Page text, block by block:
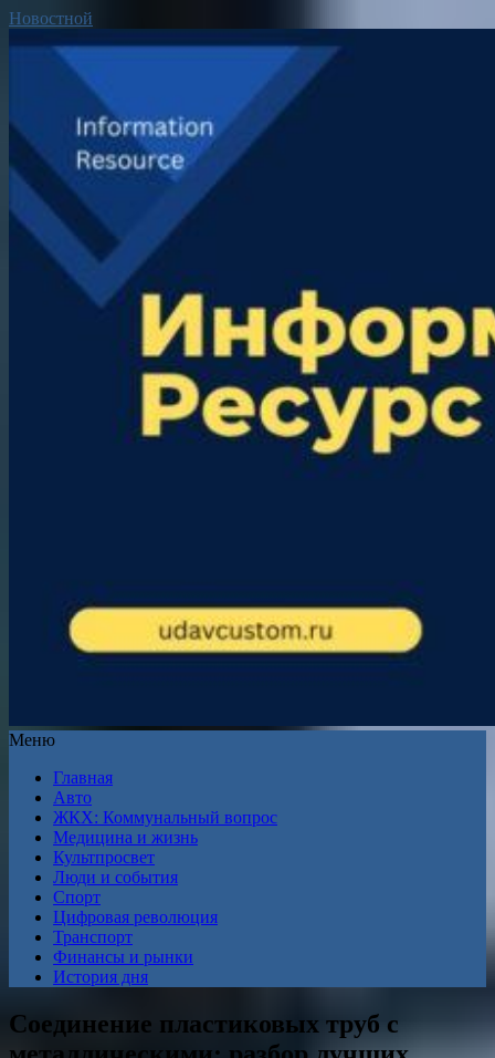
Новостной
Меню
Главная
Авто
ЖКХ: Коммунальный вопрос
Медицина и жизнь
Культпросвет
Люди и события
Спорт
Цифровая революция
Транспорт
Финансы и рынки
История дня
Соединение пластиковых труб с